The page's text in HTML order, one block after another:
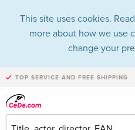
This site uses cookies.
more about how we use
change your
TOP SERVICE AND FREE SHIPPING